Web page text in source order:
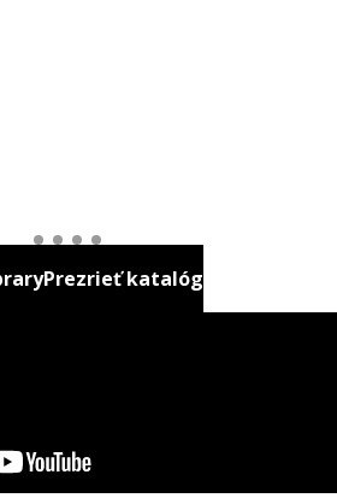
Prezrieť katalóg